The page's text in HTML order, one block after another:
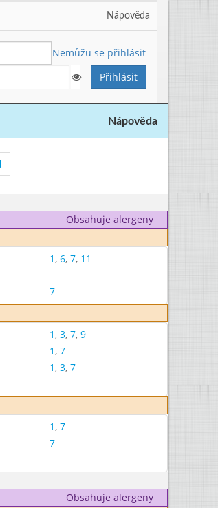
Nápověda
Nemůžu se přihlásit
Nápověda
Obsahuje alergeny
1, 6, 7, 11
7
1, 3, 7, 9
1, 7
1, 3, 7
1, 7
7
Obsahuje alergeny